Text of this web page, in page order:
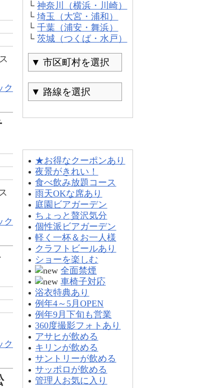
ク
ク
ク
└神奈川（横浜・川崎）
└埼玉（大宮・浦和）
└千葉（浦安・舞浜）
└茨城（つくば・水戸）
★お得なクーポンあり
夜景がきれい！
食べ飲み放題コース
雨天OKな席あり
庭園ビアガーデン
ちょっと贅沢気分
個性派ビアガーデン
軽く一杯＆お一人様
クラフトビールあり
ショーを楽しむ
全面禁煙
車椅子対応
浴衣特典あり
例年4～5月OPEN
例年9月下旬も営業
360度撮影フォトあり
アサヒが飲める
キリンが飲める
サントリーが飲める
サッポロが飲める
管理人お気に入り